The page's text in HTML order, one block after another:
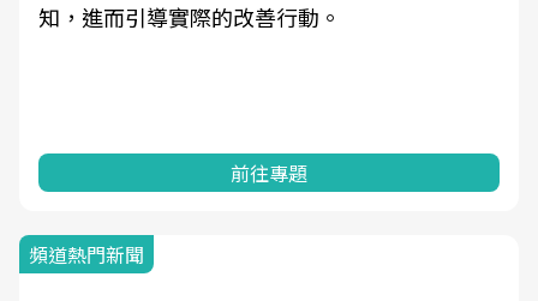
知，進而引導實際的改善行動。
前往專題
頻道熱門新聞